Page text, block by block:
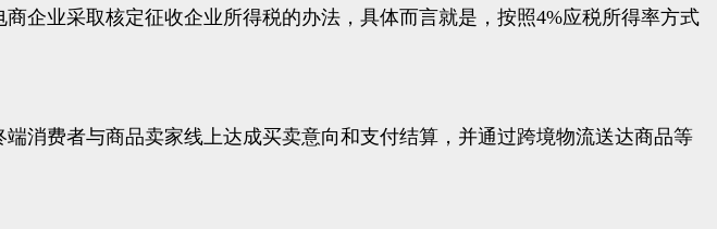
企业采取核定征收企业所得税的办法，具体而言就是，按照4%应税所得率方式
消费者与商品卖家线上达成买卖意向和支付结算，并通过跨境物流送达商品等